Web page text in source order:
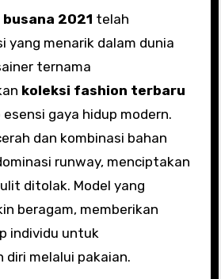
2021 telah
yang menarik dalam dunia
ternama
koleksi fashion terbaru
gaya hidup modern.
dan kombinasi bahan
runway, menciptakan
ditolak. Model yang
beragam, memberikan
individu untuk
diri melalui pakaian.